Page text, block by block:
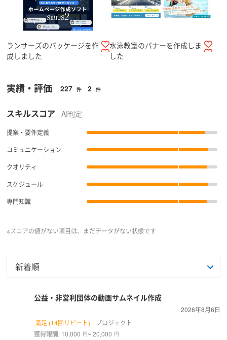
ランサーズのパッケージを作
成しました
水泳教室のバナーを作成しま
した
実績・評価 227 件 2 件
スキルスコア AI判定
提案・要件定義
コミュニケーション
クオリティ
スケジュール
専門知識
※スコアの値がない項目は、まだデータがない状態です
公益・非営利団体の動画サムネイル作成
2026年8月6日
満足 (14回リピート)
プロジェクト
獲得報酬: 10,000 円~ 20,000 円